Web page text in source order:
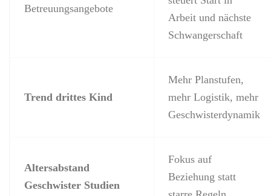
Betreuungsangebote
Arbeit und nächste
Schwangerschaft
Trend drittes Kind
Mehr Planstufen,
mehr Logistik, mehr
Geschwisterdynamik
Altersabstand
Geschwister Studien
Fokus auf
Beziehung statt